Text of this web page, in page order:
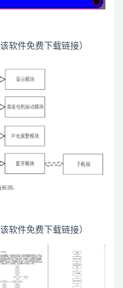
件免费下载链接）
件免费下载链接）